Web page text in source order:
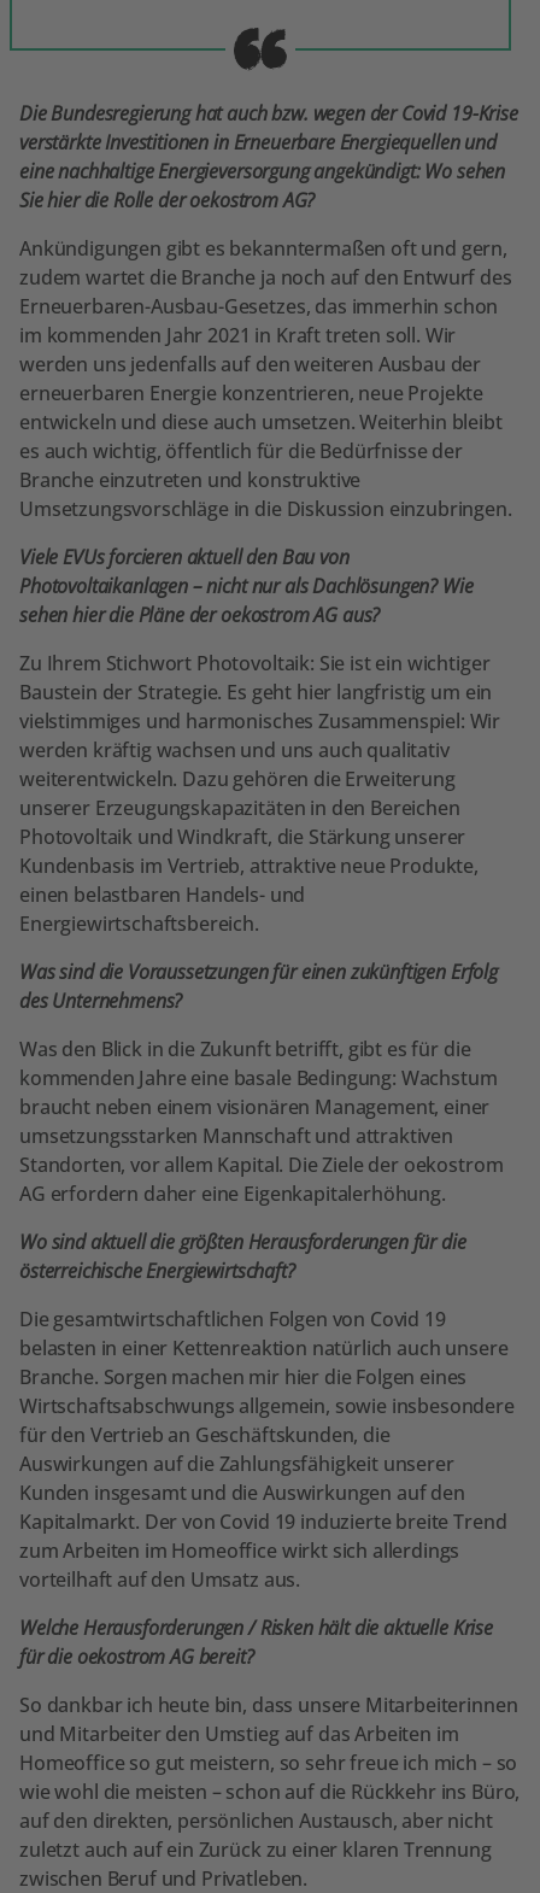
Die Bundesregierung hat auch bzw. wegen der Covid 19-Krise
verstärkte Investitionen in Erneuerbare Energiequellen und
eine nachhaltige Energieversorgung angekündigt: Wo sehen
Sie hier die Rolle der oekostrom AG?
Ankündigungen gibt es bekanntermaßen oft und gern,
zudem wartet die Branche ja noch auf den Entwurf des
Erneuerbaren-Ausbau-Gesetzes, das immerhin schon
im kommenden Jahr 2021 in Kraft treten soll. Wir
werden uns jedenfalls auf den weiteren Ausbau der
erneuerbaren Energie konzentrieren, neue Projekte
entwickeln und diese auch umsetzen. Weiterhin bleibt
es auch wichtig, öffentlich für die Bedürfnisse der
Branche einzutreten und konstruktive
Umsetzungsvorschläge in die Diskussion einzubringen.
Viele EVUs forcieren aktuell den Bau von
Photovoltaikanlagen – nicht nur als Dachlösungen? Wie
sehen hier die Pläne der oekostrom AG aus?
Zu Ihrem Stichwort Photovoltaik: Sie ist ein wichtiger
Baustein der Strategie. Es geht hier langfristig um ein
vielstimmiges und harmonisches Zusammenspiel: Wir
werden kräftig wachsen und uns auch qualitativ
weiterentwickeln. Dazu gehören die Erweiterung
unserer Erzeugungskapazitäten in den Bereichen
Photovoltaik und Windkraft, die Stärkung unserer
Kundenbasis im Vertrieb, attraktive neue Produkte,
einen belastbaren Handels- und
Energiewirtschaftsbereich.
Was sind die Voraussetzungen für einen zukünftigen Erfolg
des Unternehmens?
Was den Blick in die Zukunft betrifft, gibt es für die
kommenden Jahre eine basale Bedingung: Wachstum
braucht neben einem visionären Management, einer
umsetzungsstarken Mannschaft und attraktiven
Standorten, vor allem Kapital. Die Ziele der oekostrom
AG erfordern daher eine Eigenkapitalerhöhung.
Wo sind aktuell die größten Herausforderungen für die
österreichische Energiewirtschaft?
Die gesamtwirtschaftlichen Folgen von Covid 19
belasten in einer Kettenreaktion natürlich auch unsere
Branche. Sorgen machen mir hier die Folgen eines
Wirtschaftsabschwungs allgemein, sowie insbesondere
für den Vertrieb an Geschäftskunden, die
Auswirkungen auf die Zahlungsfähigkeit unserer
Kunden insgesamt und die Auswirkungen auf den
Kapitalmarkt. Der von Covid 19 induzierte breite Trend
zum Arbeiten im Homeoffice wirkt sich allerdings
vorteilhaft auf den Umsatz aus.
Welche Herausforderungen / Risken hält die aktuelle Krise
für die oekostrom AG bereit?
So dankbar ich heute bin, dass unsere Mitarbeiterinnen
und Mitarbeiter den Umstieg auf das Arbeiten im
Homeoffice so gut meistern, so sehr freue ich mich – so
wie wohl die meisten – schon auf die Rückkehr ins Büro,
auf den direkten, persönlichen Austausch, aber nicht
zuletzt auch auf ein Zurück zu einer klaren Trennung
zwischen Beruf und Privatleben.